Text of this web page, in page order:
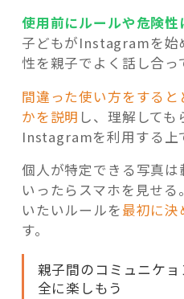
使用前にルールや危険性
子どもがInstagramを始
性を親子でよく話し合っ
間違った使い方をする
かを説明 し、理解しても
Instagramを利用する上
個人が特定できる写真
いったらスマホを見せ
いたいルールを最初に決
す。
親子間のコミュニケ
全に楽しもう